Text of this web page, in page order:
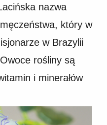
nazwa
który w
w Brazylii
rośliny są
i minerałów